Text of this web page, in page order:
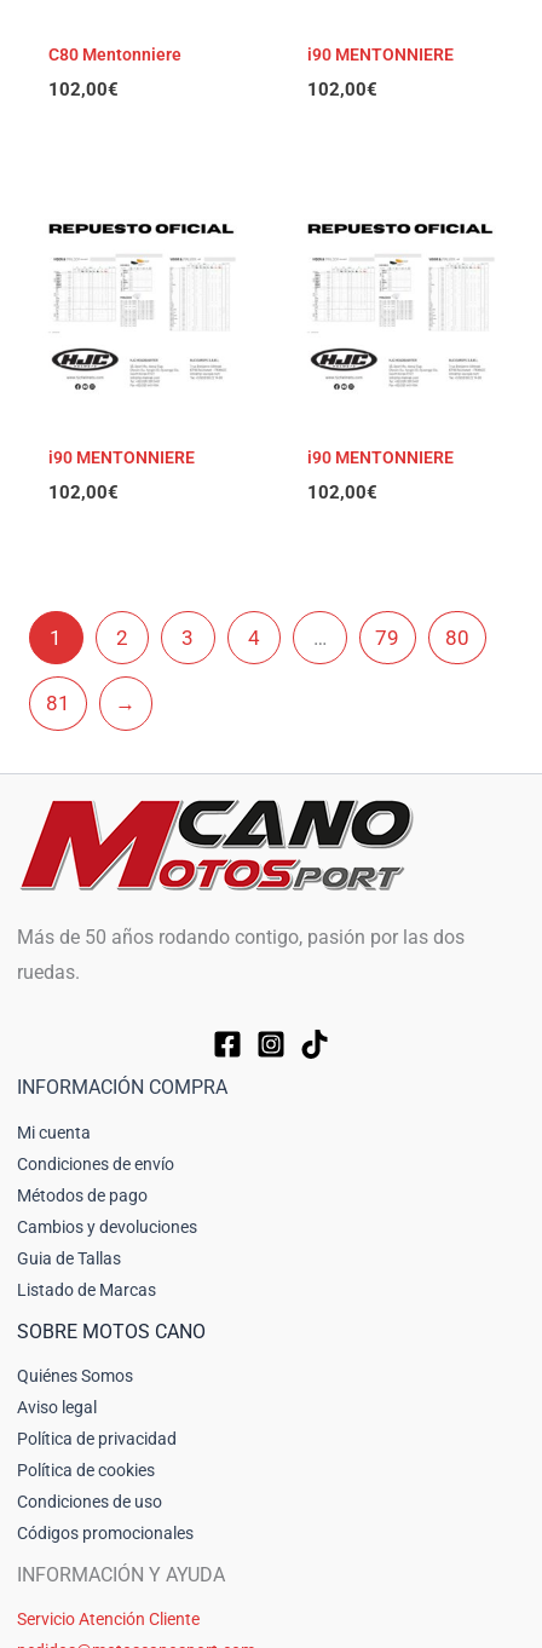
C80 Mentonniere
102,00€
i90 MENTONNIERE
102,00€
i90 MENTONNIERE
102,00€
i90 MENTONNIERE
102,00€
1 2 3 4 … 79 80
81 →
Más de 50 años rodando contigo, pasión por las dos
ruedas.
INFORMACIÓN COMPRA
Mi cuenta
Condiciones de envío
Métodos de pago
Cambios y devoluciones
Guia de Tallas
Listado de Marcas
SOBRE MOTOS CANO
Quiénes Somos
Aviso legal
Política de privacidad
Política de cookies
Condiciones de uso
Códigos promocionales
INFORMACIÓN Y AYUDA
Servicio Atención Cliente